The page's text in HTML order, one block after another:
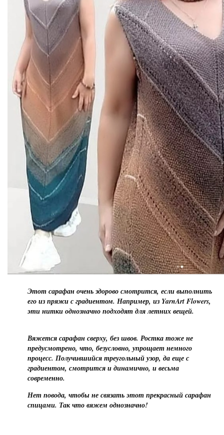
Этот сарафан очень здорово смотрится, если выполнить
его из пряжи с градиентом. Например, из YarnArt Flowers,
эти нитки однозначно подходят для летних вещей.
Вяжется сарафан сверху, без швов. Ростка тоже не
предусмотрено, что, безусловно, упрощает немного
процесс. Получившийся треугольный узор, да еще с
градиентом, смотрится и динамично, и весьма
современно.
Нет повода, чтобы не связать этот прекрасный сарафан
спицами. Так что вяжем однозначно!